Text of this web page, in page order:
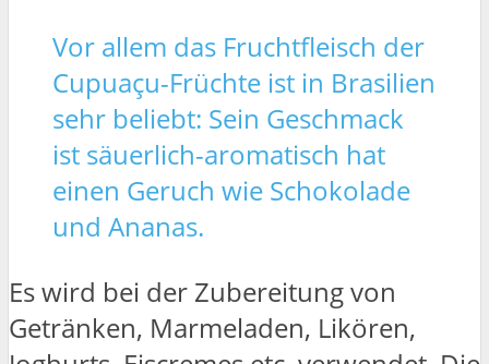
Vor allem das Fruchtfleisch der
Cupuaçu-Früchte ist in Brasilien
sehr beliebt: Sein Geschmack
ist säuerlich-aromatisch hat
einen Geruch wie Schokolade
und Ananas.
Es wird bei der Zubereitung von
Getränken, Marmeladen, Likören,